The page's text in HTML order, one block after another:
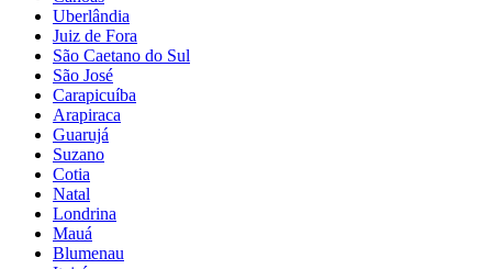
Uberlândia
Juiz de Fora
São Caetano do Sul
São José
Carapicuíba
Arapiraca
Guarujá
Suzano
Cotia
Natal
Londrina
Mauá
Blumenau